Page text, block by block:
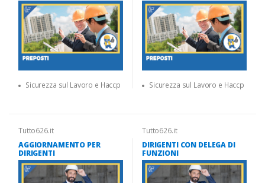
Sicurezza sul Lavoro e Haccp Sicurezza sul Lavoro e Haccp
Tutto626.it
AGGIORNAMENTO PER
DIRIGENTI
Tutto626.it
DIRIGENTI CON DELEGA DI
FUNZIONI